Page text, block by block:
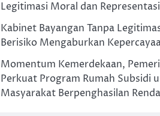
Legitimasi Moral dan Representasi
Kabinet Bayangan Tanpa
Berisiko Mengaburkan
Momentum Kemerdekaan,
Perkuat Program Rumah Subsidi
Masyarakat Berpenghasilan